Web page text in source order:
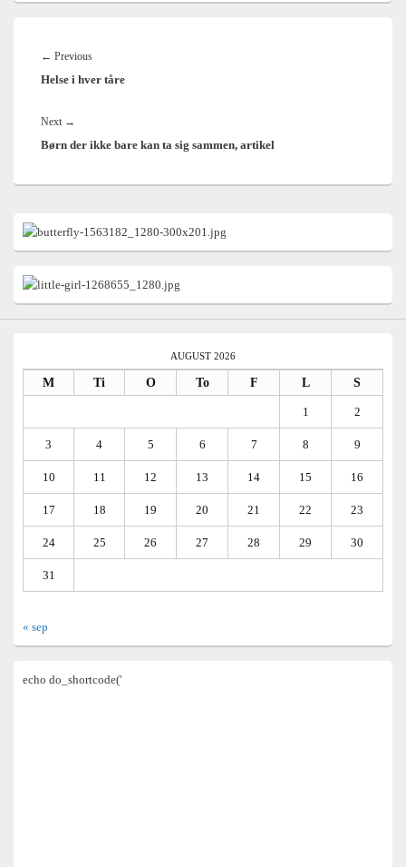
← Previous
post:
Helse i hver tåre
Next →
post:
Børn der ikke bare kan ta sig sammen, artikel
Primary
Sidebar
Widget
AUGUST 2026
M Ti O To F L S
1 2
3 4 5 6 7 8 9
10 11 12 13 14 15 16
17 18 19 20 21 22 23
24 25 26 27 28 29 30
31
« sep
echo do_shortcode('